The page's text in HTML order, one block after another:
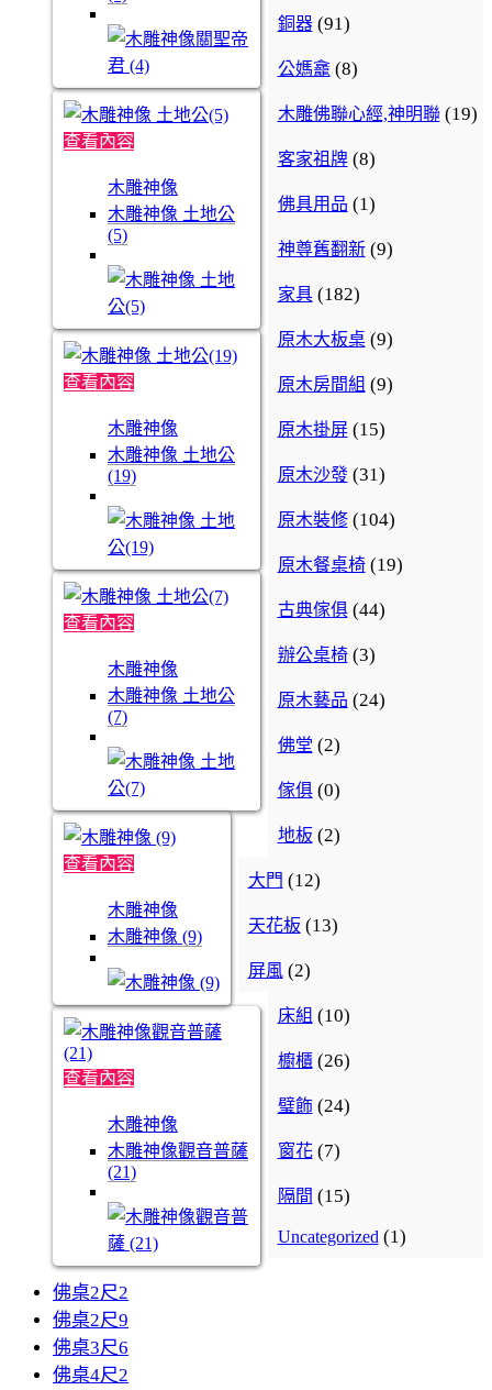
查看內容
木雕神像
木雕神像 土地公
(5)
查看內容
木雕神像
木雕神像 土地公
(19)
查看內容
木雕神像
木雕神像 土地公
(7)
查看內容
木雕神像
木雕神像 (9)
查看內容
木雕神像
木雕神像觀音普薩
(21)
銅器 (91)
公媽龕 (8)
木雕佛聯心經,神明聯 (19)
客家祖牌 (8)
佛具用品 (1)
神尊舊翻新 (9)
家具 (182)
原木大板桌 (9)
原木房間組 (9)
原木掛屏 (15)
原木沙發 (31)
原木裝修 (104)
原木餐桌椅 (19)
古典傢俱 (44)
辦公桌椅 (3)
原木藝品 (24)
佛堂 (2)
傢俱 (0)
地板 (2)
大門 (12)
天花板 (13)
屏風 (2)
床組 (10)
櫥櫃 (26)
璧飾 (24)
窗花 (7)
隔間 (15)
Uncategorized (1)
佛桌2尺2
佛桌2尺9
佛桌3尺6
佛桌4尺2